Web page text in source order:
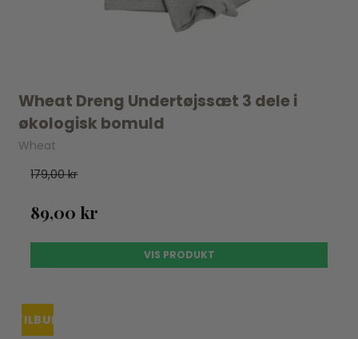
Wheat Dreng Undertøjssæt 3 dele i
økologisk bomuld
Wheat
179,00 kr
89,00 kr
VIS PRODUKT
TILBUDUDSOLGT